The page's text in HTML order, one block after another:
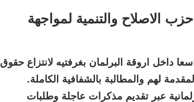
الاصلاح والتنمية لمواجهة
داخل اروقة البرلمان بغرفتيه لانتزاع حقوق
لهم والمطالبة بالشفافية الكاملة.
عبر تقديم مذكرات عاجلة وطلبات